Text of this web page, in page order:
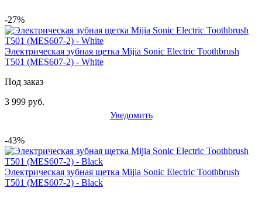
-27%
Электрическая зубная щетка Mijia Sonic Electric Toothbrush
T501 (MES607-2) - White
Под заказ
3 999 руб.
Уведомить
-43%
Электрическая зубная щетка Mijia Sonic Electric Toothbrush
T501 (MES607-2) - Black